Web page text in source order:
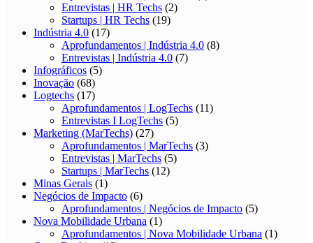
Entrevistas | HR Techs (2)
Startups | HR Techs (19)
Indústria 4.0 (17)
Aprofundamentos | Indústria 4.0 (8)
Entrevistas | Indústria 4.0 (7)
Infográficos (5)
Inovação (68)
Logtechs (17)
Aprofundamentos | LogTechs (11)
Entrevistas I LogTechs (5)
Marketing (MarTechs) (27)
Aprofundamentos | MarTechs (3)
Entrevistas | MarTechs (5)
Startups | MarTechs (12)
Minas Gerais (1)
Negócios de Impacto (6)
Aprofundamentos | Negócios de Impacto (5)
Nova Mobilidade Urbana (1)
Aprofundamentos | Nova Mobilidade Urbana (1)